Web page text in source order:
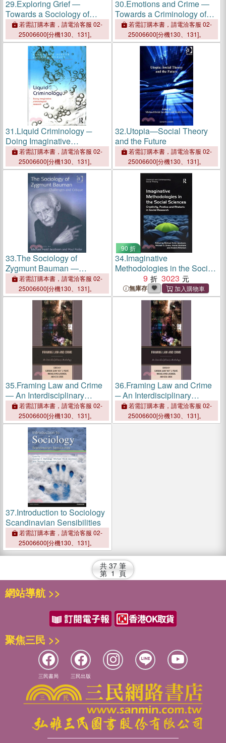
29.Exploring Grief ―
Towards a Sociology of
Sorrow
若需訂購本書，請電洽客服 02-
25006600[分機130、131]。
30.Emotions and Crime ―
Towards a Criminology of
Emotions
若需訂購本書，請電洽客服 02-
25006600[分機130、131]。
31.Liquid Criminology ─
Doing Imaginative
Criminological Research
若需訂購本書，請電洽客服 02-
25006600[分機130、131]。
32.Utopia—Social Theory
and the Future
若需訂購本書，請電洽客服 02-
25006600[分機130、131]。
33.The Sociology of
Zygmunt Bauman ―
Challenges and Critique
若需訂購本書，請電洽客服 02-
25006600[分機130、131]。
90 折
34.Imaginative
Methodologies in the Social
Sciences：Creativity,
Poetics and Rhetoric in
Social Research
9 3023
無庫存
35.Framing Law and Crime
― An Interdisciplinary
Anthology
若需訂購本書，請電洽客服 02-
25006600[分機130、131]。
36.Framing Law and Crime
─ An Interdisciplinary
Anthology
若需訂購本書，請電洽客服 02-
25006600[分機130、131]。
37.Introduction to Sociology
Scandinavian Sensibilities
若需訂購本書，請電洽客服 02-
25006600[分機130、131]。
共 37 筆
第 1 頁
網站導航 >>
聚焦三民 >>
三民書局 三民出版